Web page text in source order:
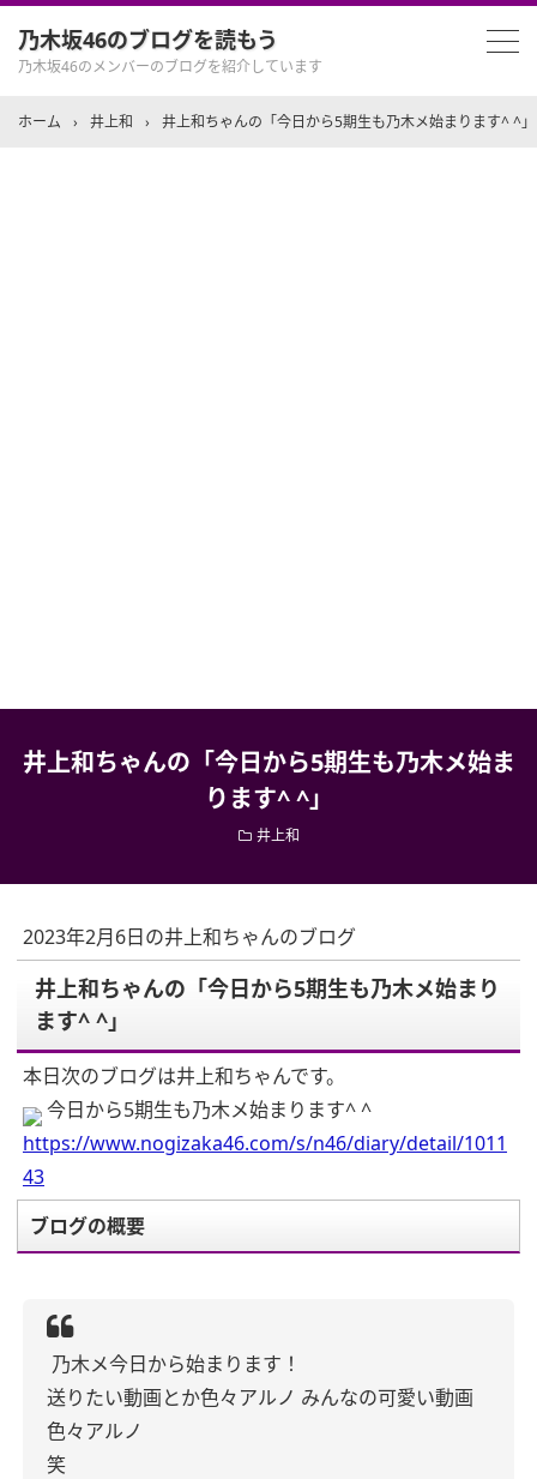
乃木坂46のブログを読もう
乃木坂46のメンバーのブログを紹介しています
ホーム › 井上和 › 井上和ちゃんの「今日から5期生も乃木メ始まります^ ^」
井上和ちゃんの「今日から5期生も乃木メ始ま
ります^ ^」
井上和
2023年2月6日の井上和ちゃんのブログ
井上和ちゃんの「今日から5期生も乃木メ始まり
ます^ ^」
本日次のブログは井上和ちゃんです。
今日から5期生も乃木メ始まります^ ^
https://www.nogizaka46.com/s/n46/diary/detail/1011
43
ブログの概要
乃木メ今日から始まります！
送りたい動画とか色々アルノ みんなの可愛い動画
色々アルノ
笑